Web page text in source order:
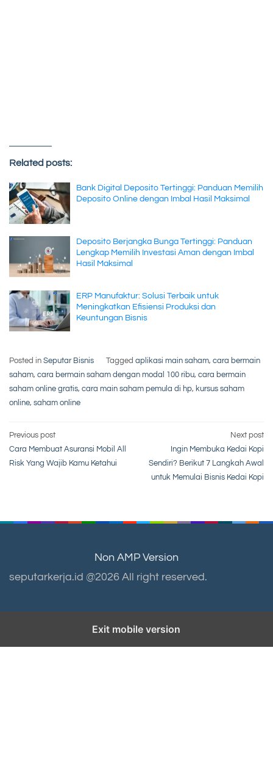
Related posts:
Bank Digital Deposito Tertinggi: Panduan Memilih
Deposito Online dengan Imbal Hasil Maksimal
Deposito Berjangka Bunga Tertinggi: Panduan
Lengkap Memilih Investasi Aman dengan Imbal
Hasil Maksimal
ERP Manufaktur: Solusi Terbaik untuk
Meningkatkan Efisiensi Produksi dan
Keuntungan Bisnis
Posted in Seputar Bisnis Tagged aplikasi main saham, cara bermain
saham, cara bermain saham dengan modal 100 ribu, cara bermain
saham online gratis, cara main saham pemula di hp, kursus saham
online, saham online
Post
navigation
Previous post
Cara Membuat Asuransi Mobil All
Risk Yang Wajib Kamu Ketahui
Next post
Ingin Membuka Kedai Kopi
Sendiri? Berikut 7 Langkah Awal
untuk Memulai Bisnis Kedai Kopi
Non AMP Version
seputarkerja.id @2026 All right reserved.
Exit mobile version